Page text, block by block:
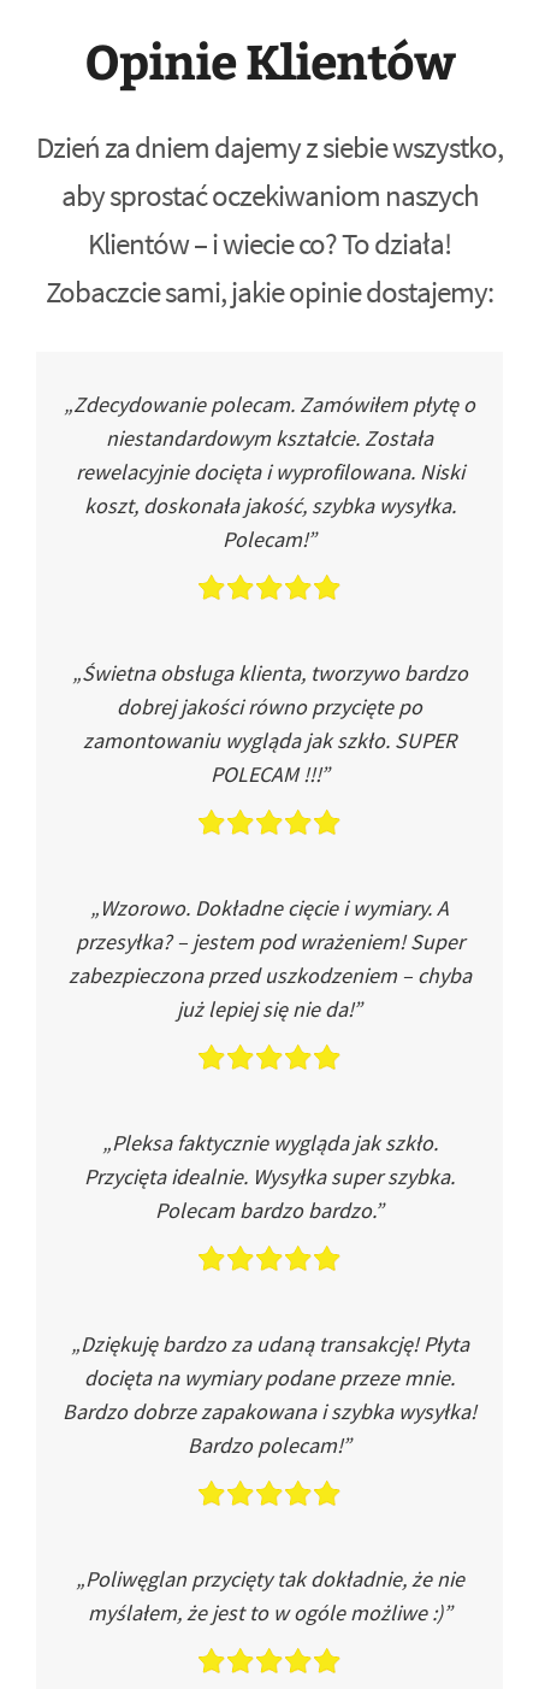
Opinie Klientów
Dzień za dniem dajemy z siebie wszystko,
aby sprostać oczekiwaniom naszych
Klientów – i wiecie co? To działa!
Zobaczcie sami, jakie opinie dostajemy:
„Zdecydowanie polecam. Zamówiłem płytę o
niestandardowym kształcie. Została
rewelacyjnie docięta i wyprofilowana. Niski
koszt, doskonała jakość, szybka wysyłka.
Polecam!”
„Świetna obsługa klienta, tworzywo bardzo
dobrej jakości równo przycięte po
zamontowaniu wygląda jak szkło. SUPER
POLECAM !!!”
„Wzorowo. Dokładne cięcie i wymiary. A
przesyłka? – jestem pod wrażeniem! Super
zabezpieczona przed uszkodzeniem – chyba
już lepiej się nie da!”
„Pleksa faktycznie wygląda jak szkło.
Przycięta idealnie. Wysyłka super szybka.
Polecam bardzo bardzo.”
„Dziękuję bardzo za udaną transakcję! Płyta
docięta na wymiary podane przeze mnie.
Bardzo dobrze zapakowana i szybka wysyłka!
Bardzo polecam!”
„Poliwęglan przycięty tak dokładnie, że nie
myślałem, że jest to w ogóle możliwe :)”